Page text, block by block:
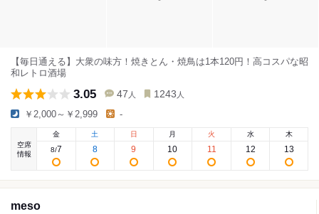
【毎日通える】大衆の味方！焼きとん・焼鳥は1本120円！高コスパな昭
和レトロ酒場
3.05 47 人 1243 人
￥2,000～￥2,999 -
空席
情報
金
8/7
土
8
日
9
月
10
火
11
水
12
木
13
meso